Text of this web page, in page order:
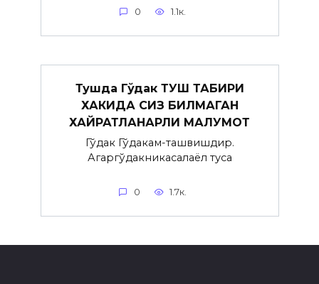
0 1.1к.
Тушда Гўдак ТУШ ТАБИРИ
ХАКИДА СИЗ БИЛМАГАН
ХАЙРАТЛАНАРЛИ МАЛУМОТ
Гўдак Гўдакғам-ташвишдир.
Агаргўдакникасалаёл туғса
0 1.7к.